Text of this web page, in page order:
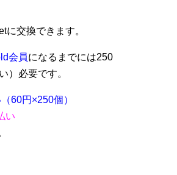
に交換できます。
会員になるまでには250
）必要です。
60円×250個）
い